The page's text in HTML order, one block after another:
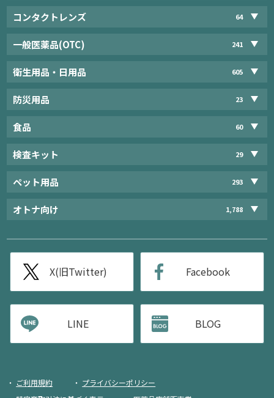
コンタクトレンズ 64
一般医薬品(OTC) 241
衛生用品・日用品 605
防災用品 23
食品 60
検査キット 29
ペット用品 293
オトナ向け 1,788
X(旧Twitter) Facebook
LINE BLOG
ご利用規約
プライバシーポリシー